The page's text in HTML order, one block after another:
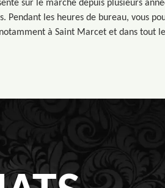
sur le marché depuis plusieurs
Pendant les heures de bureau, vous
à Saint Marcet et dans tout